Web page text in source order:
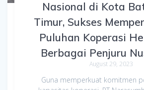
Nasional di Kota
Timur, Sukses
Puluhan Koperasi
Berbagai Penjuru
August 29, 2023
Guna memperkuat komitmen